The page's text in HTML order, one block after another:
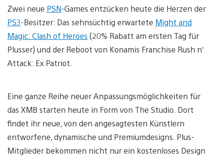
Zwei neue PSN-Games entzücken heute die Herzen der
PS3-Besitzer: Das sehnsüchtig erwartete Might and
Magic: Clash of Heroes (20% Rabatt am ersten Tag für
Plusser) und der Reboot von Konamis Franchise Rush n‘
Attack: Ex Patriot.
Eine ganze Reihe neuer Anpassungsmöglichkeiten für
das XMB starten heute in Form von The Studio. Dort
findet ihr neue, von den angesagtesten Künstlern
entworfene, dynamische und Premiumdesigns. Plus-
Mitglieder bekommen nicht nur ein kostenloses Design